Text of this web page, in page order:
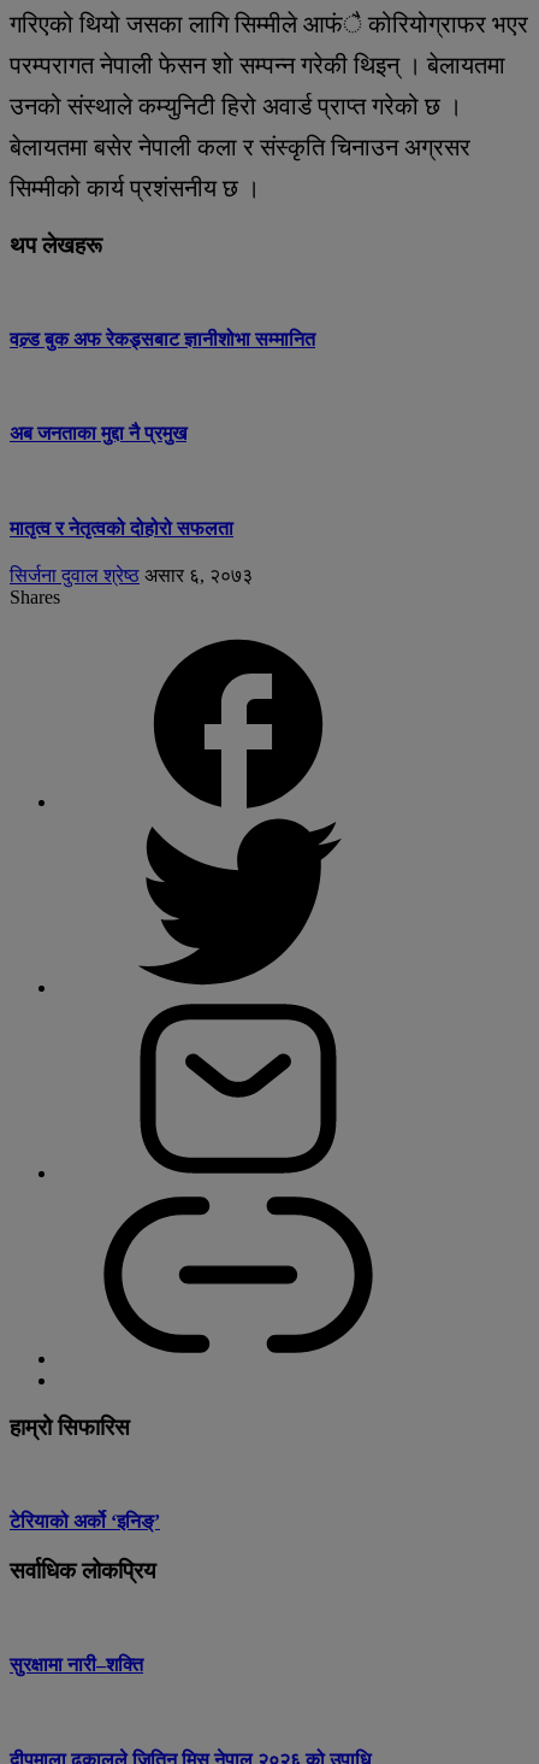
गरिएको थियो जसका लागि सिम्मीले आफंै कोरियोग्राफर भएर
परम्परागत नेपाली फेसन शो सम्पन्न गरेकी थिइन् । बेलायतमा
उनको संस्थाले कम्युनिटी हिरो अवार्ड प्राप्त गरेको छ ।
बेलायतमा बसेर नेपाली कला र संस्कृति चिनाउन अग्रसर
सिम्मीको कार्य प्रशंसनीय छ ।
थप लेखहरू
वल्र्ड बुक अफ रेकड्र्सबाट ज्ञानीशोभा सम्मानित
अब जनताका मुद्दा नै प्रमुख
मातृत्व र नेतृत्वको दोहोरो सफलता
सिर्जना दुवाल श्रेष्ठ असार ६, २०७३
Shares
हाम्रो सिफारिस
टेरियाको अर्को ‘इनिङ्’
सर्वाधिक लोकप्रिय
सुरक्षामा नारी–शक्ति
दीपमाला ढकालले जितिन् मिस नेपाल २०२६ को उपाधि